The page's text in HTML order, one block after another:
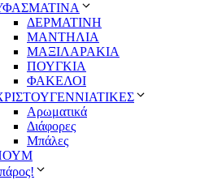
ΔΕΡΜΑΤΙΝΗ
ΜΑΝΤΗΛΙΑ
ΜΑΞΙΛΑΡΑΚΙΑ
ΠΟΥΓΚΙΑ
ΦΑΚΕΛΟΙ
Αρωματικά
Διάφορες
Μπάλες